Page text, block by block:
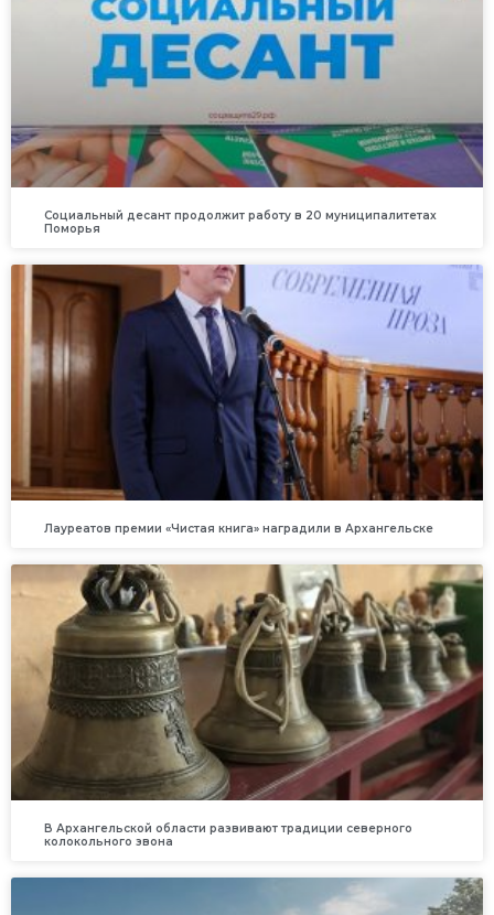
Социальный десант продолжит работу в 20 муниципалитетах
Поморья
Лауреатов премии «Чистая книга» наградили в Архангельске
В Архангельской области развивают традиции северного
колокольного звона